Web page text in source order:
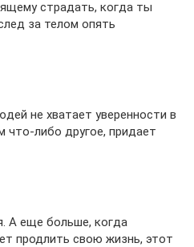
страдать, когда ты
за телом опять
не хватает уверенности в
что-либо другое, придает
А еще больше, когда
продлить свою жизнь, этот